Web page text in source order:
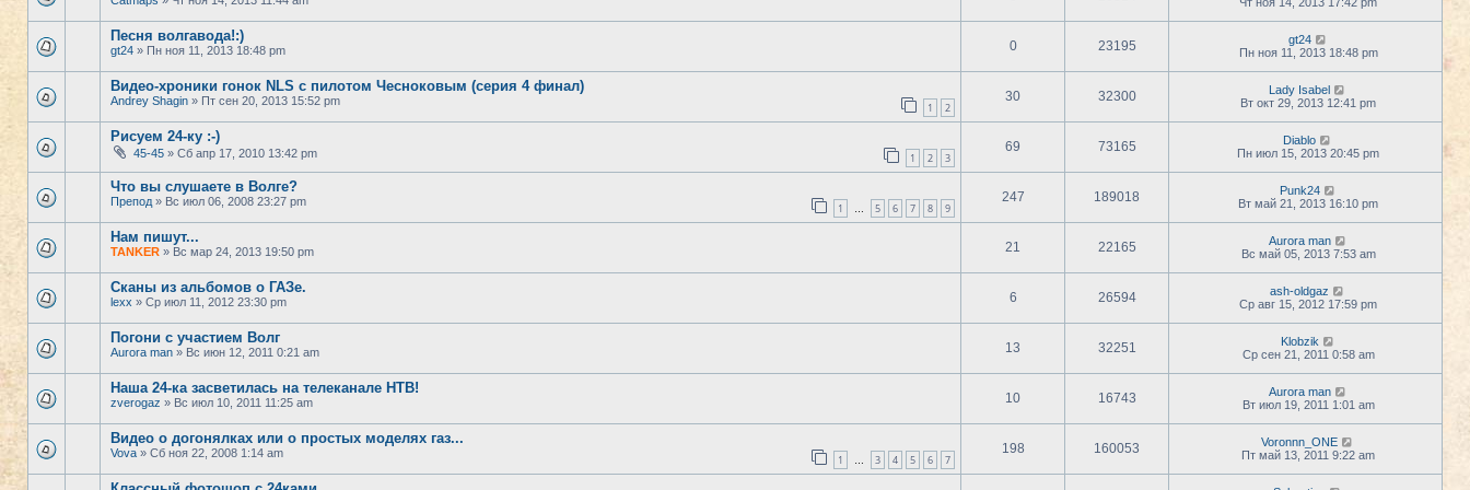
Песня волгавода!:)
gt24 » Пн ноя 11, 2013 18:48 pm 0 23195
gt24
Пн ноя 11, 2013 18:48 pm
Видео-хроники гонок NLS с пилотом Чесноковым (серия 4 финал)
Andrey Shagin » Пт сен 20, 2013 15:52 pm 1 2
30 32300
Lady Isabel
Вт окт 29, 2013 12:41 pm
Рисуем 24-ку :-)
45-45 » Сб апр 17, 2010 13:42 pm 1 2 3
69 73165
Diablo
Пн июл 15, 2013 20:45 pm
Что вы слушаете в Волге?
Препод » Вс июл 06, 2008 23:27 pm 1 … 5 6 7 8 9
247 189018
Punk24
Вт май 21, 2013 16:10 pm
Нам пишут...
TANKER » Вс мар 24, 2013 19:50 pm 21 22165
Aurora man
Вс май 05, 2013 7:53 am
Сканы из альбомов о ГАЗе.
lexx » Ср июл 11, 2012 23:30 pm 6 26594
ash-oldgaz
Ср авг 15, 2012 17:59 pm
Погони с участием Волг
Aurora man » Вс июн 12, 2011 0:21 am 13 32251
Klobzik
Ср сен 21, 2011 0:58 am
Наша 24-ка засветилась на телеканале НТВ!
zverogaz » Вс июл 10, 2011 11:25 am 10 16743
Aurora man
Вт июл 19, 2011 1:01 am
Видео о догонялках или о простых моделях газ...
Vova » Сб ноя 22, 2008 1:14 am 1 … 3 4 5 6 7
198 160053
Voronnn_ONE
Пт май 13, 2011 9:22 am